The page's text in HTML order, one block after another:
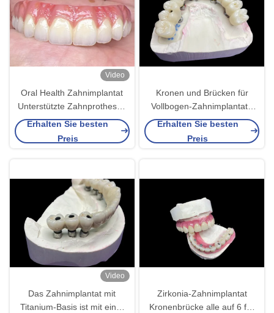
Video
Oral Health Zahnimplantat
Unterstützte Zahnprothesen
Brücke Polierte Oberfläche
Unterstützende vollständige
Zahnprothesen
Erhalten Sie besten
Preis
Kronen und Brücken für
Vollbogen-Zahnimplantate
Wiederherstellung von
Funktion und Ästhetik mit
fortschrittlichen Lösungen
Erhalten Sie besten
Preis
Video
Das Zahnimplantat mit
Titanium-Basis ist mit einer
Zirkonia-Zahnimplantat
Kronenbrücke alle auf 6 für